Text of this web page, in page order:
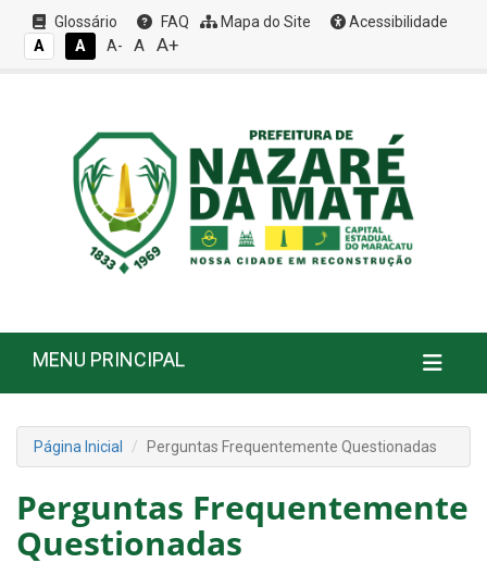
Glossário FAQ Mapa do Site
Acessibilidade
A
A A- A A+
MENU PRINCIPAL
Página Inicial Perguntas Frequentemente Questionadas
Perguntas Frequentemente
Questionadas